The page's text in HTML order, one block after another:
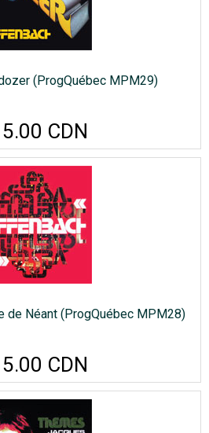
(ProgQuébec MPM29)
CDN
de Néant (ProgQuébec MPM28)
CDN